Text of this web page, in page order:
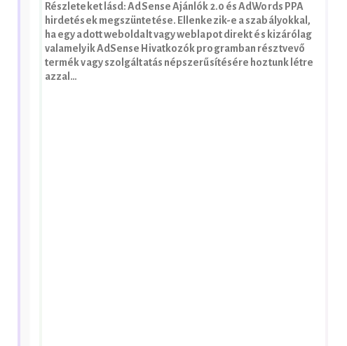
Részleteket lásd: AdSense Ajánlók 2.0 és AdWords PPA
hirdetések megszüntetése. Ellenkezik-e a szabályokkal,
ha egy adott weboldalt vagy weblapot direkt és kizárólag
valamelyik AdSense Hivatkozók programban résztvevő
termék vagy szolgáltatás népszerűsítésére hoztunk létre
azzal…